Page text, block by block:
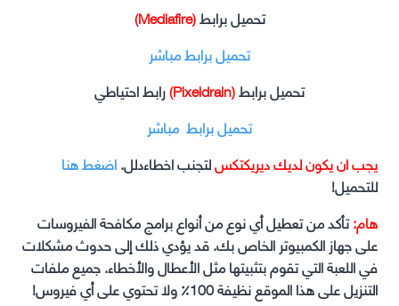
تحميل برابط(Mediafire)
تحميل برابط مباشر
تحميل برابط(Pixeldrain)
رابط احتياطي
تحميل برابط مباشر
يجب ان يكون لديك ديريكتكسلتجنب اخطاءدلل.اضغط هنا
للتحميل!
هام:تأكد من تعطيل أي نوع من أنواع برامج مكافحة الفيروسات
على جهاز الكمبيوتر الخاص بك. قد يؤدي ذلك إلى حدوث مشكلات
في اللعبة التي تقوم بتثبيتها مثل الأعطال والأخطاء. جميع ملفات
التنزيل على هذا الموقع نظيفة 100٪ ولا تحتوي على أي فيروس!